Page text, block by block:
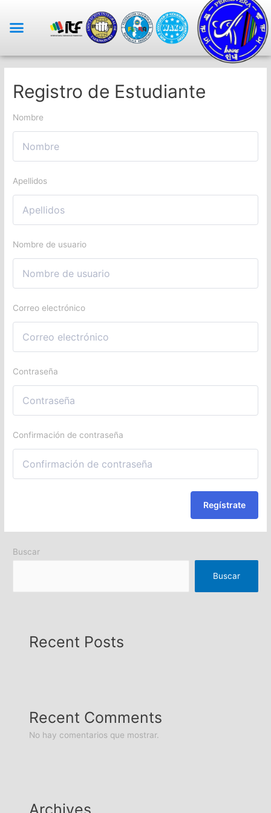
Registro de Estudiante
Nombre
Apellidos
Nombre de usuario
Correo electrónico
Contraseña
Confirmación de contraseña
Regístrate
Buscar
Buscar
Recent Posts
Recent Comments
No hay comentarios que mostrar.